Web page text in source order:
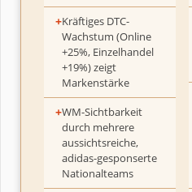
Kräftiges DTC-
Wachstum (Online
+25%, Einzelhandel
+19%) zeigt
Markenstärke
WM-Sichtbarkeit
durch mehrere
aussichtsreiche,
adidas-gesponserte
Nationalteams